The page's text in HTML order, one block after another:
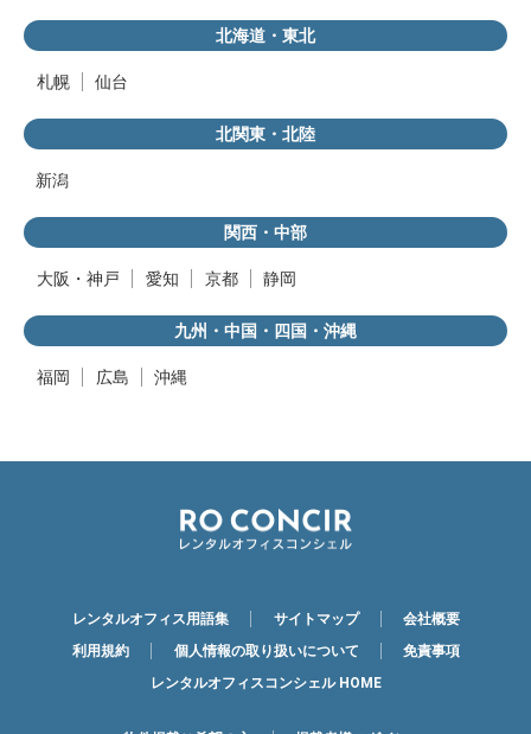
北海道・東北
札幌 仙台
北関東・北陸
新潟
関西・中部
大阪・神戸 愛知 京都 静岡
九州・中国・四国・沖縄
福岡 広島 沖縄
レンタルオフィス用語集 サイトマップ
会社概要
利用規約
個人情報の取り扱いについて
免責事項
レンタルオフィスコンシェル HOME